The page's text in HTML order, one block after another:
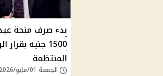
1500 جنيه
المنتظمة
الجمعة 01/مايو/2026 - 02:37 م